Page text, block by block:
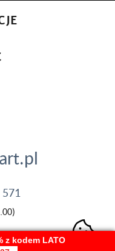
z kodem LATO